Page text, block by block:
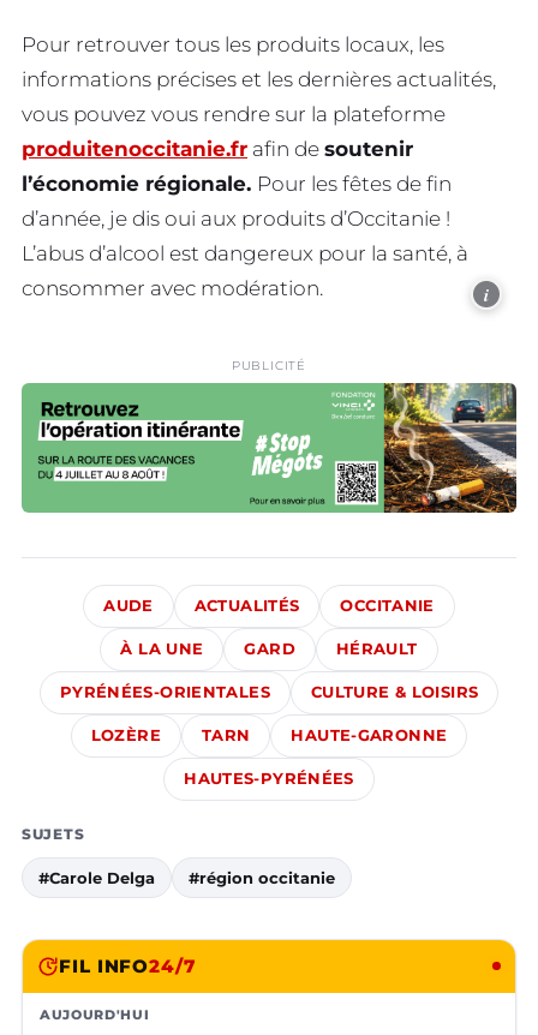
Pour retrouver tous les produits locaux, les
informations précises et les dernières actualités,
vous pouvez vous rendre sur la plateforme
produitenoccitanie.fr afin de soutenir
l’économie régionale. Pour les fêtes de fin
d’année, je dis oui aux produits d’Occitanie !
L’abus d’alcool est dangereux pour la santé, à
consommer avec modération.
i
PUBLICITÉ
AUDE ACTUALITÉS OCCITANIE
À LA UNE GARD HÉRAULT
PYRÉNÉES-ORIENTALES CULTURE & LOISIRS
LOZÈRE TARN HAUTE-GARONNE
HAUTES-PYRÉNÉES
SUJETS
#Carole Delga #région occitanie
FIL INFO24/7
AUJOURD'HUI